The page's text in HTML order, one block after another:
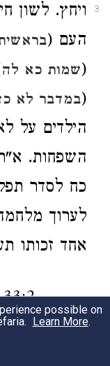
3
ויחץ. לשון
העם (
(שמות כא לה
(במדבר לא
הילדים על
השפחות.
כח לסדר
לערוך
אחד זכותו
וישם את
possible on
Learn More.